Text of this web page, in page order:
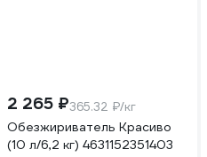
2 265 ₽365.32 ₽/кг
Обезжириватель Красиво
(10 л/6,2 кг) 4631152351403